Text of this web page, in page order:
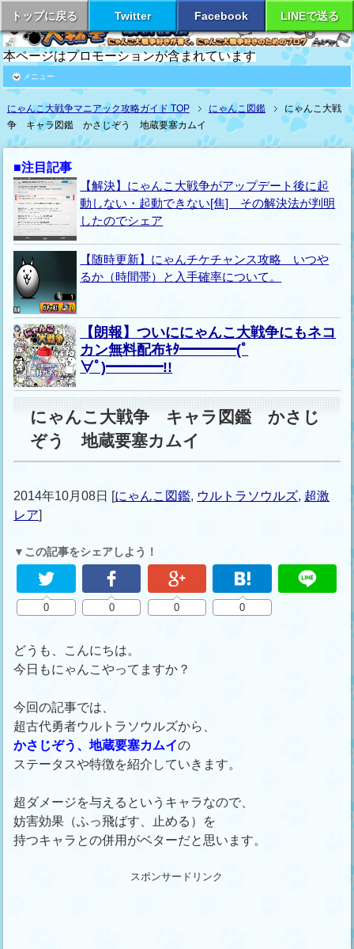
トップに戻る Twitter Facebook LINEで送る
本ページはプロモーションが含まれています
メニュー
にゃんこ大戦争マニアック攻略ガイド TOP にゃんこ図鑑
にゃんこ大戦
争 キャラ図鑑 かさじぞう 地蔵要塞カムイ
■注目記事
【解決】にゃんこ大戦争がアップデート後に起
動しない・起動できない[焦] その解決法が判明
したのでシェア
【随時更新】にゃんチケチャンス攻略 いつや
るか（時間帯）と入手確率について。
【朗報】ついににゃんこ大戦争にもネコ
カン無料配布ｷﾀ━━━━(ﾟ
∀ﾟ)━━━━!!
にゃんこ大戦争 キャラ図鑑 かさじ
ぞう 地蔵要塞カムイ
2014年10月08日 [にゃんこ図鑑, ウルトラソウルズ, 超激
レア]
▼この記事をシェアしよう！
0 0 0 0
どうも、こんにちは。
今日もにゃんこやってますか？
今回の記事では、
超古代勇者ウルトラソウルズから、
かさじぞう、地蔵要塞カムイの
ステータスや特徴を紹介していきます。
超ダメージを与えるというキャラなので、
妨害効果（ふっ飛ばす、止める）を
持つキャラとの併用がベターだと思います。
スポンサードリンク